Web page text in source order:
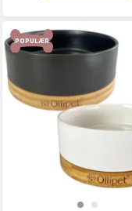
POPULÆR